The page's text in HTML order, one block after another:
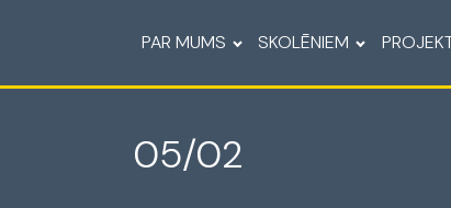
PAR MUMS SKOLĒNIEM
05/02